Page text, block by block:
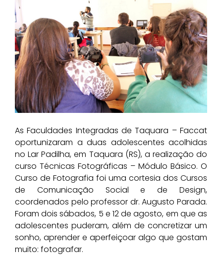
As Faculdades Integradas de Taquara – Faccat
oportunizaram a duas adolescentes acolhidas
no Lar Padilha, em Taquara (RS), a realização do
curso Técnicas Fotográficas – Módulo Básico. O
Curso de Fotografia foi uma cortesia dos Cursos
de Comunicação Social e de Design,
coordenados pelo professor dr. Augusto Parada.
Foram dois sábados, 5 e 12 de agosto, em que as
adolescentes puderam, além de concretizar um
sonho, aprender e aperfeiçoar algo que gostam
muito: fotografar.